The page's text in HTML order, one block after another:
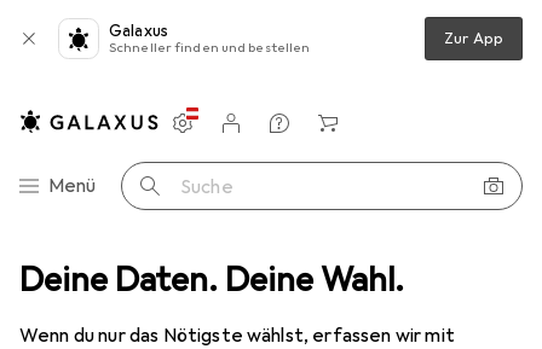
Deine Daten. Deine Wahl.
Wenn du nur das Nötigste wählst, erfassen wir mit
Galaxus
Schneller finden und bestellen Zur App
Navigation nach Kategorien
Menü Suche
Einstellungen
Kundenkonto
Vergleichslisten
Merklisten
Warenkorb
Bastelperlen Creativ Company Holzperlen